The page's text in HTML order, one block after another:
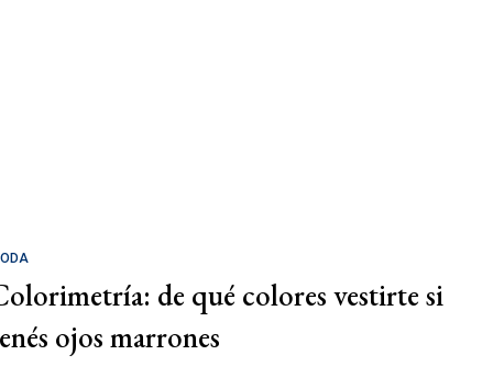
de qué colores vestirte si
ojos marrones